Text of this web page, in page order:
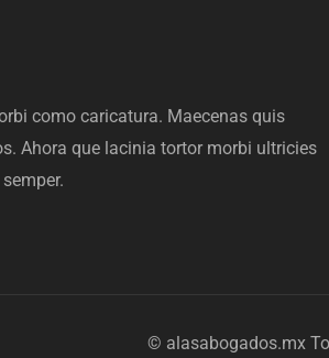
como caricatura. Maecenas quis
Ahora que lacinia tortor morbi ultricies
© alasabogados.mx